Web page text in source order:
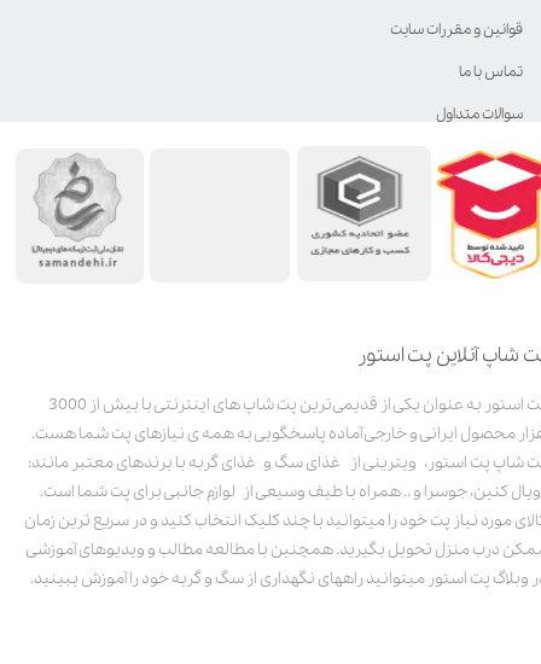
شاپ آنلاین پت استور
پت استور به عنوان یکی از قدیمی‌ترین پت شاپ های اینترنتی با بیش از 3000
محصول ایرانی و خارجی آماده پاسخگویی به همه ی نیازهای پت شما هست.
شاپ پت استور، ویترینی از غذای سگ و غذای گربه با برندهای معتبر مانند:
کنین، جوسرا و .. همراه با طیف وسیعی از لوازم جانبی برای پت شما است.
مورد نیاز پت خود را میتوانید با چند کلیک انتخاب کنید و در سریع ترین زمان
درب منزل تحویل بگیرید. همچنین با مطالعه مطالب و ویدیوهای آموزشی
وبلاگ پت استور میتوانید راههای نگهداری از سگ و گربه خود را آموزش ببینید.
قوانین و مقررات سایت
تماس با ما
سوالات متداول